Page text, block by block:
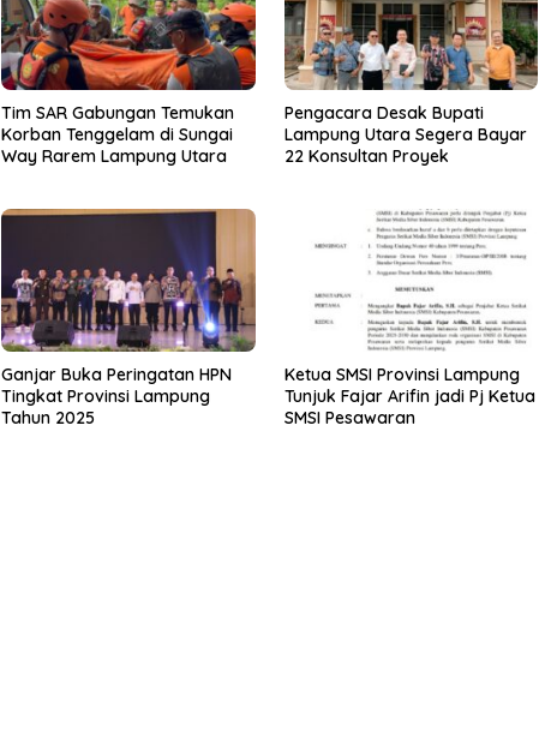
Tim SAR Gabungan Temukan
Korban Tenggelam di Sungai
Way Rarem Lampung Utara
Pengacara Desak Bupati
Lampung Utara Segera Bayar
22 Konsultan Proyek
Ganjar Buka Peringatan HPN
Tingkat Provinsi Lampung
Tahun 2025
Ketua SMSI Provinsi Lampung
Tunjuk Fajar Arifin jadi Pj Ketua
SMSI Pesawaran